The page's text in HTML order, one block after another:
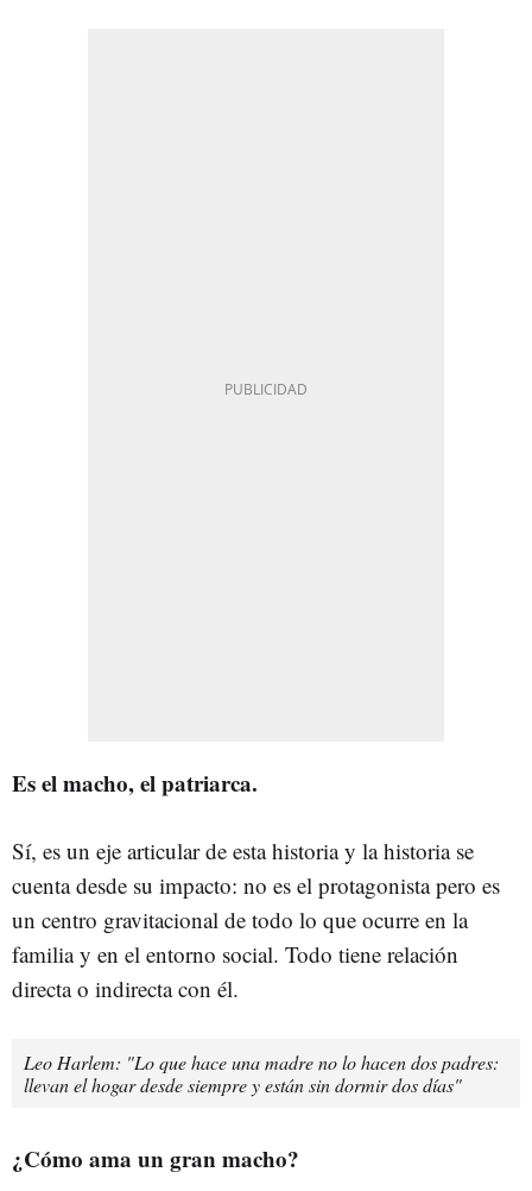
Es el macho, el patriarca.
Sí, es un eje articular de esta historia y la historia se
cuenta desde su impacto: no es el protagonista pero es
un centro gravitacional de todo lo que ocurre en la
familia y en el entorno social. Todo tiene relación
directa o indirecta con él.
Leo Harlem: "Lo que hace una madre no lo hacen dos padres:
llevan el hogar desde siempre y están sin dormir dos días"
¿Cómo ama un gran macho?